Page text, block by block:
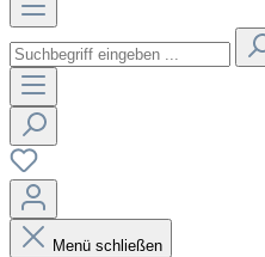
Menü schließen